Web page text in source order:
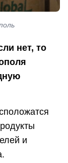
нет, то
и